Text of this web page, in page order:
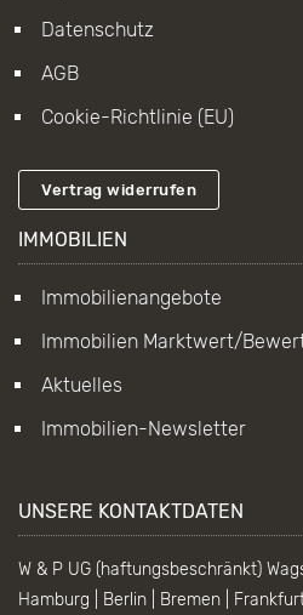
Datenschutz
AGB
Cookie-Richtlinie (EU)
Vertrag widerrufen
IMMOBILIEN
Immobilienangebote
Immobilien Marktwert/
Aktuelles
Immobilien-Newsletter
UNSERE KONTAKTDATEN
W & P UG (haftungsbeschränkt)
Hamburg | Berlin | Bremen |